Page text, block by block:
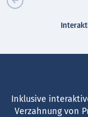
Inklusive
Verzahnung von